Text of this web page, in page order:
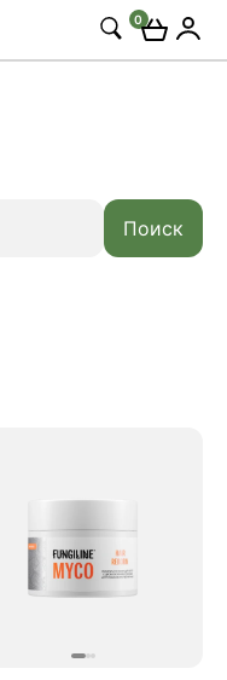
0
Поиск